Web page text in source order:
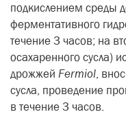
подкислением среды
ферментативного
течение 3 часов; на
осахаренного сусла)
дрожжей Fermiol,
сусла, проведение
в течение 3 часов.